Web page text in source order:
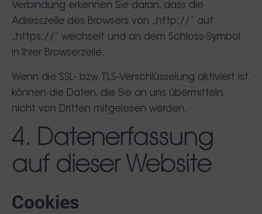
Verbindung erkennen Sie daran, dass die
Adresszeile des Browsers von „http://“ auf
„https://“ wechselt und an dem Schloss-Symbol
in Ihrer Browserzeile.
Wenn die SSL- bzw. TLS-Verschlüsselung aktiviert ist,
können die Daten, die Sie an uns übermitteln,
nicht von Dritten mitgelesen werden.
4. Datenerfassung
auf dieser Website
Cookies